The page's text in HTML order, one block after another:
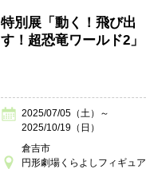
特別展「動く！飛び出
す！超恐竜ワールド2」
2025/07/05（土）～
2025/10/19（日）
倉吉市
円形劇場くらよしフィギュア